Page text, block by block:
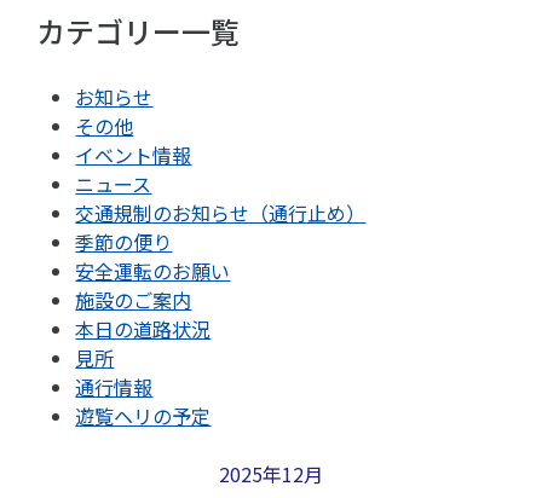
カテゴリー一覧
お知らせ
その他
イベント情報
ニュース
交通規制のお知らせ（通行止め）
季節の便り
安全運転のお願い
施設のご案内
本日の道路状況
見所
通行情報
遊覧ヘリの予定
2025年12月